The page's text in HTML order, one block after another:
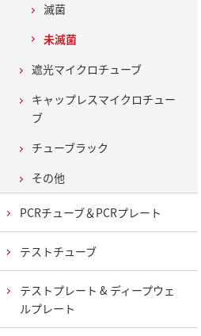
滅菌
未滅菌
遮光マイクロチューブ
キャップレスマイクロチュー
ブ
チューブラック
その他
PCRチューブ＆PCRプレート
テストチューブ
テストプレート & ディープウェ
ルプレート